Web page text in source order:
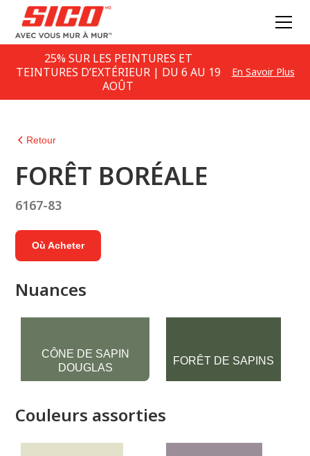
25% SUR LES PEINTURES ET
TEINTURES D’EXTÉRIEUR | DU 6 AU 19
AOÛT
En Savoir Plus
Retour
FORÊT BORÉALE
6167-83
Où Acheter
Nuances
CÔNE DE SAPIN
DOUGLAS
FORÊT DE SAPINS
Couleurs assorties